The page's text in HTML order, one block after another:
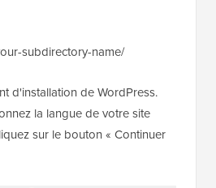
subdirectory-name/
d'installation de WordPress.
la langue de votre site
sur le bouton « Continuer